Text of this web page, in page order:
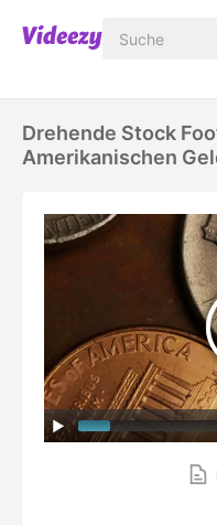
Drehende Stock
Amerikanischen